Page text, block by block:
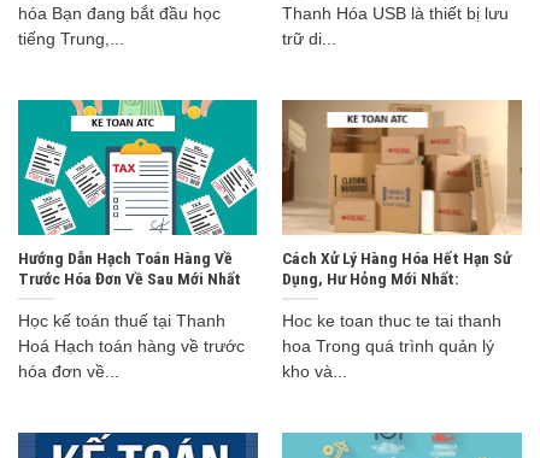
hóa Bạn đang bắt đầu học
tiếng Trung,...
Thanh Hóa USB là thiết bị lưu
trữ di...
Hướng Dẫn Hạch Toán Hàng Về
Trước Hóa Đơn Về Sau Mới Nhất
Học kế toán thuế tại Thanh
Hoá Hạch toán hàng về trước
hóa đơn về...
Cách Xử Lý Hàng Hóa Hết Hạn Sử
Dụng, Hư Hỏng Mới Nhất:
Hoc ke toan thuc te tai thanh
hoa Trong quá trình quản lý
kho và...